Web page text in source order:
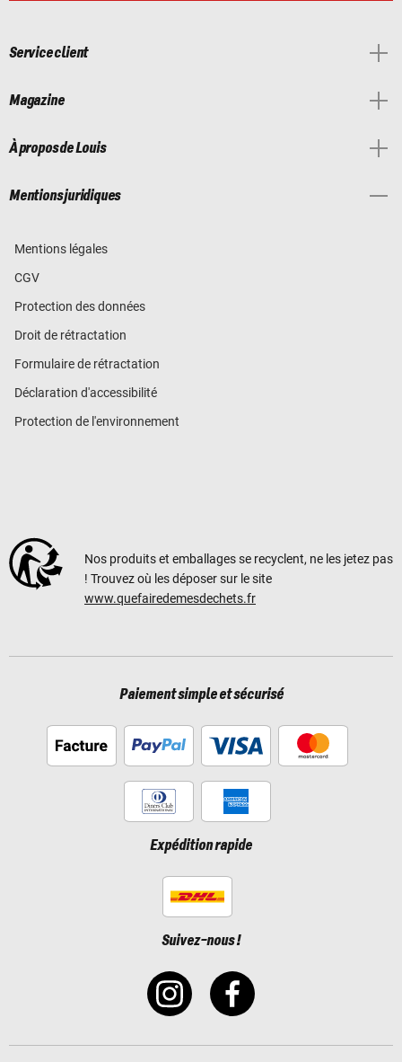
Service client
Magazine
À propos de Louis
Mentions juridiques
Mentions légales
CGV
Protection des données
Droit de rétractation
Formulaire de rétractation
Déclaration d'accessibilité
Protection de l'environnement
Nos produits et emballages se recyclent, ne les jetez pas
! Trouvez où les déposer sur le site
www.quefairedemesdechets.fr
Paiement simple et sécurisé
Expédition rapide
Suivez-nous !